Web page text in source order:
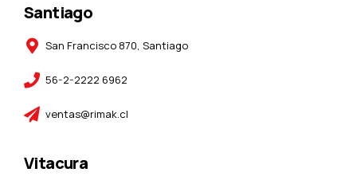
Santiago
San Francisco 870, Santiago
56-2-2222 6962
ventas@rimak.cl
Vitacura